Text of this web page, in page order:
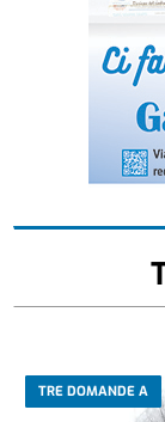
TRE DOMANDE A